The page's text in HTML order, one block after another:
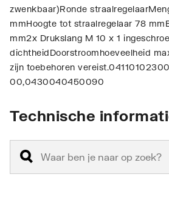
zwenkbaar)Ronde
mmHoogte tot straalregelaar 78
mm2x Drukslang M 10 x 1
dichtheidDoorstroomhoeveelheid
zijn toebehoren
00,0430040450090
Technische